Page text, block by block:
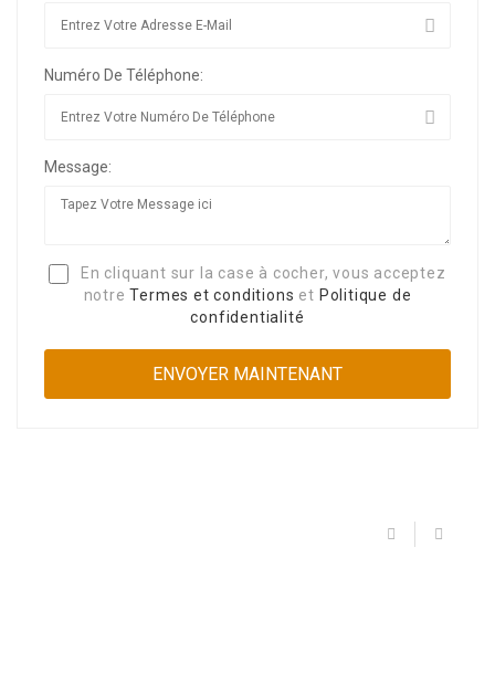
Numéro De Téléphone:
Message:
En cliquant sur la case à cocher, vous acceptez
notreTermes et conditions et Politique de
confidentialité